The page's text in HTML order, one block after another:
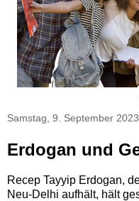
Samstag, 9. September 2023
Erdogan und
Recep Tayyip Erdogan,
Neu-Delhi aufhält, hält